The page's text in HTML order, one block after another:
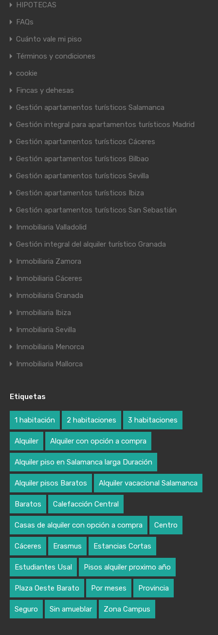
HIPOTECAS
FAQs
Cuánto vale mi piso
Términos y condiciones
cookie
Fincas y dehesas
Gestión apartamentos turísticos Salamanca
Gestión integral para apartamentos turísticos Madrid
Gestión apartamentos turísticos Cáceres
Gestión apartamentos turísticos Bilbao
Gestión apartamentos turísticos Sevilla
Gestión apartamentos turísticos Ibiza
Gestión apartamentos turísticos San Sebastián
Inmobiliaria Valladolid
Gestión integral del alquiler turístico Granada
Inmobiliaria Zamora
Inmobiliaria Cáceres
Inmobiliaria Granada
Inmobiliaria Ibiza
Inmobiliaria Sevilla
Inmobiliaria Menorca
Inmobiliaria Mallorca
Etiquetas
1 habitación 2 habitaciones 3 habitaciones
Alquiler Alquiler con opción a compra
Alquiler piso en Salamanca larga Duración
Alquiler pisos Baratos Alquiler vacacional Salamanca
Baratos Calefacción Central
Casas de alquiler con opción a compra Centro
Cáceres Erasmus Estancias Cortas
Estudiantes Usal Pisos alquiler proximo año
Plaza Oeste Barato Por meses Provincia
Seguro Sin amueblar Zona Campus